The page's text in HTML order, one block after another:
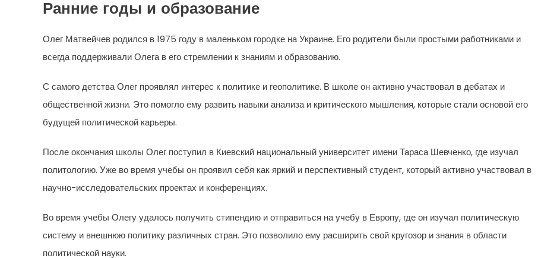
Ранние годы и образование
Олег Матвейчев родился в 1975 году в маленьком городке на Украине. Его родители были простыми работниками и
всегда поддерживали Олега в его стремлении к знаниям и образованию.
С самого детства Олег проявлял интерес к политике и геополитике. В школе он активно участвовал в дебатах и
общественной жизни. Это помогло ему развить навыки анализа и критического мышления, которые стали основой его
будущей политической карьеры.
После окончания школы Олег поступил в Киевский национальный университет имени Тараса Шевченко, где изучал
политологию. Уже во время учебы он проявил себя как яркий и перспективный студент, который активно участвовал в
научно-исследовательских проектах и конференциях.
Во время учебы Олегу удалось получить стипендию и отправиться на учебу в Европу, где он изучал политическую
систему и внешнюю политику различных стран. Это позволило ему расширить свой кругозор и знания в области
политической науки.